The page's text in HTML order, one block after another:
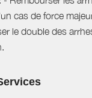
cas de force
le double des